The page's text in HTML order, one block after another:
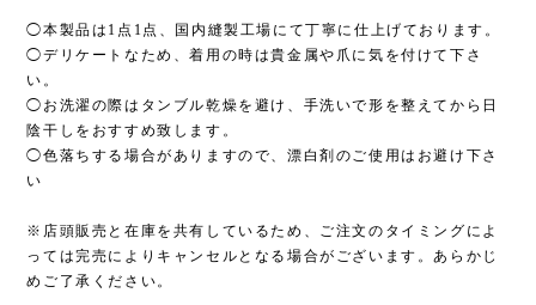
◯本製品は1点1点、国内縫製工場にて丁寧に仕上げております。
◯デリケートなため、着用の時は貴金属や爪に気を付けて下さ
い。
◯お洗濯の際はタンブル乾燥を避け、手洗いで形を整えてから日
陰干しをおすすめ致します。
◯色落ちする場合がありますので、漂白剤のご使用はお避け下さ
い
※店頭販売と在庫を共有しているため、ご注文のタイミングによ
っては完売によりキャンセルとなる場合がございます。あらかじ
めご了承ください。